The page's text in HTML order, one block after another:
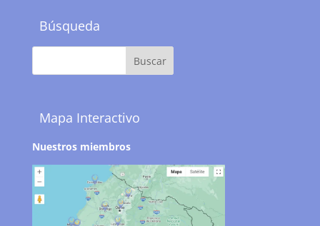
Búsqueda
Mapa Interactivo
Nuestros miembros